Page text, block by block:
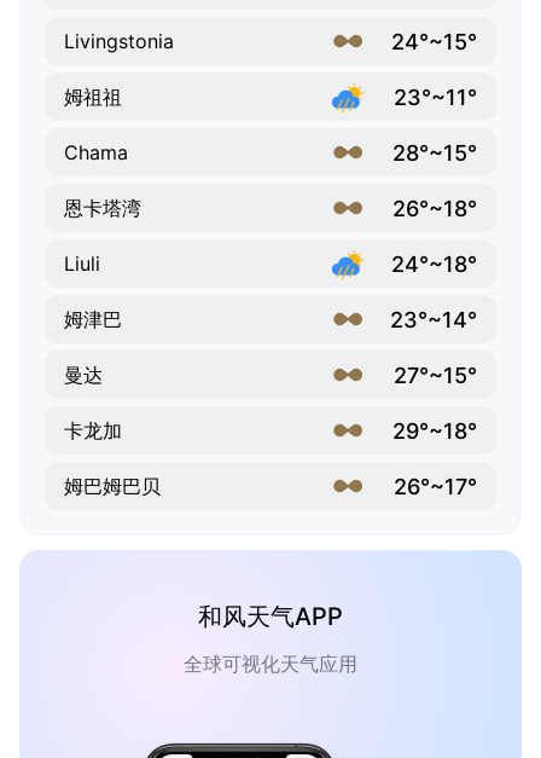
Livingstonia 24°~15°
姆祖祖 23°~11°
Chama 28°~15°
恩卡塔湾 26°~18°
Liuli 24°~18°
姆津巴 23°~14°
曼达 27°~15°
卡龙加 29°~18°
姆巴姆巴贝 26°~17°
和风天气APP
全球可视化天气应用